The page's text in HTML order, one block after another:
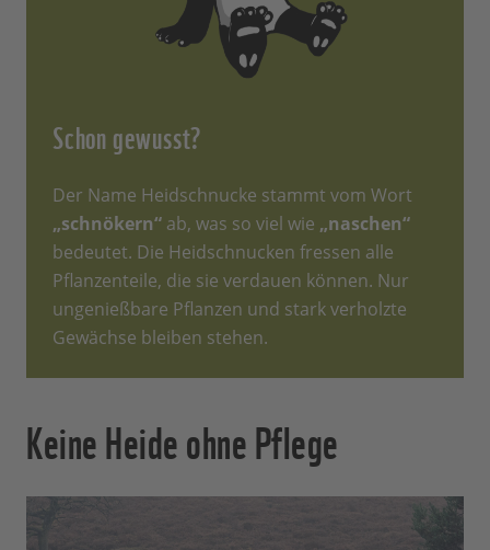
Schon gewusst?
Der Name Heidschnucke stammt vom Wort
„schnökern“ ab, was so viel wie „naschen“
bedeutet. Die Heidschnucken fressen alle
Pflanzenteile, die sie verdauen können. Nur
ungenießbare Pflanzen und stark verholzte
Gewächse bleiben stehen.
Keine Heide ohne Pflege